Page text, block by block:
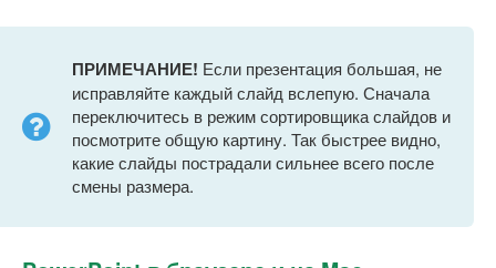
ПРИМЕЧАНИЕ! Если презентация большая, не
исправляйте каждый слайд вслепую. Сначала
переключитесь в режим сортировщика слайдов и
посмотрите общую картину. Так быстрее видно,
какие слайды пострадали сильнее всего после
смены размера.